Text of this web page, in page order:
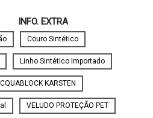
INFO. EXTRA
Couro Sintético
Linho Sintético Importado
KARSTEN
VELUDO PROTEÇÃO PET